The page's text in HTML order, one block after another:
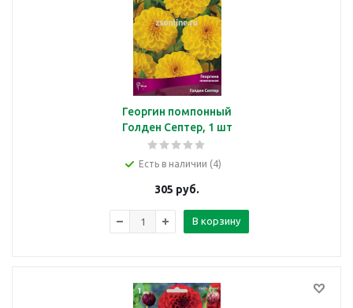
Георгин помпонный
Голден Септер, 1 шт
Есть в наличии (4)
305 руб.
В корзину